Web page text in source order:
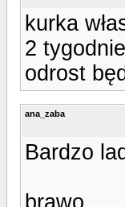
kurka
2
odrost
ana_zaba
Bardzo
brawo